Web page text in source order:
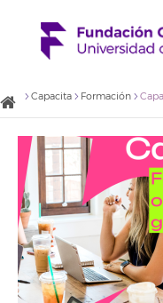
Capacita Formación